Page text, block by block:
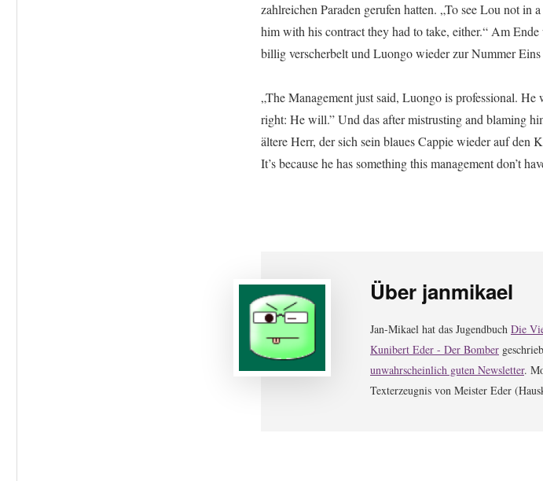
zahlreichen Paraden gerufen hatten. „To see Lou not
him with his contract they had to take, either.“ Am
billig verscherbelt und Luongo wieder zur Nummer Eins
„The Management just said, Luongo is professional.
right: He will.” Und das after mistrusting and blaming
ältere Herr, der sich sein blaues Cappie wieder auf den
It’s because he has something this management don’t
Über janmikael
Jan-Mikael hat das Jugendbuch Die
Kunibert Eder - Der Bomber
unwahrscheinlich guten Newsletter.
Texterzeugnis von Meister Eder